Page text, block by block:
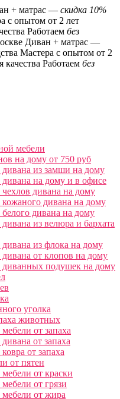
+ матрас — скидка 10%
с опытом от 2 лет
Работаем без
Диван + матрас —
Мастера с опытом от 2
качества Работаем без
мебели
на дому от 750 руб
из замши на дому
на дому и в офисе
дивана на дому
дивана на дому
дивана на дому
из велюра и бархата
из флока на дому
от клопов на дому
диванных подушек на дому
уголка
животных
от запаха
от запаха
от запаха
от пятен
от краски
от грязи
от жира